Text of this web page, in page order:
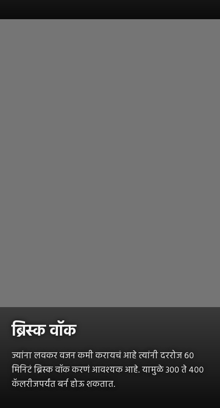
ब्रिस्क वॉक
ज्यांना लवकर वजन कमी करायचं आहे त्यांनी दररोज ६०
मिनिटं ब्रिस्क वॉक करणं आवश्यक आहे. यामुळे ३०० ते ४००
कॅलरीजपर्यंत बर्न होऊ शकतात.